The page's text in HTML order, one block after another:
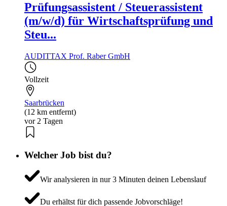
Prüfungsassistent / Steuerassistent
(m/w/d) für Wirtschaftsprüfung und
Steu...
AUDITTAX Prof. Raber GmbH
Vollzeit
Saarbrücken
(12 km entfernt)
vor 2 Tagen
Welcher Job bist du?
Wir analysieren in nur 3 Minuten deinen Lebenslauf
Du erhältst für dich passende Jobvorschläge!